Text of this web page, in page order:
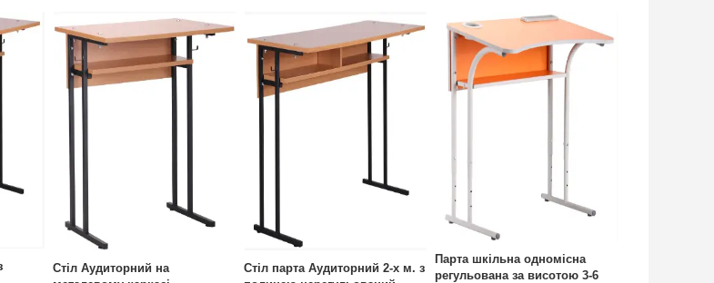
Стіл Аудиторний на
Стіл парта Аудиторний 2-х м. з
Парта шкільна одномісна
регульована за висотою 3-6